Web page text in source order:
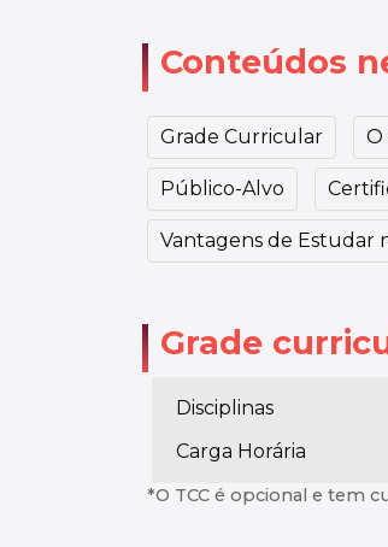
Conteúdos
Grade Curricular O
Público-Alvo
Vantagens de Estudar
Grade
Disciplinas
Carga Horária
*O TCC é opcional e tem